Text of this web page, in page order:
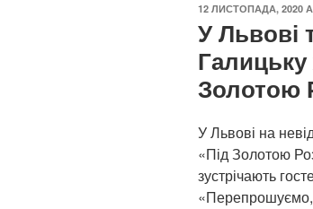
ОПУБЛІКОВАНО
12 ЛИСТОПАДА, 2020
У Львові
Галицьку
Золотою
У Львові на
«Під Золотою
зустрічають